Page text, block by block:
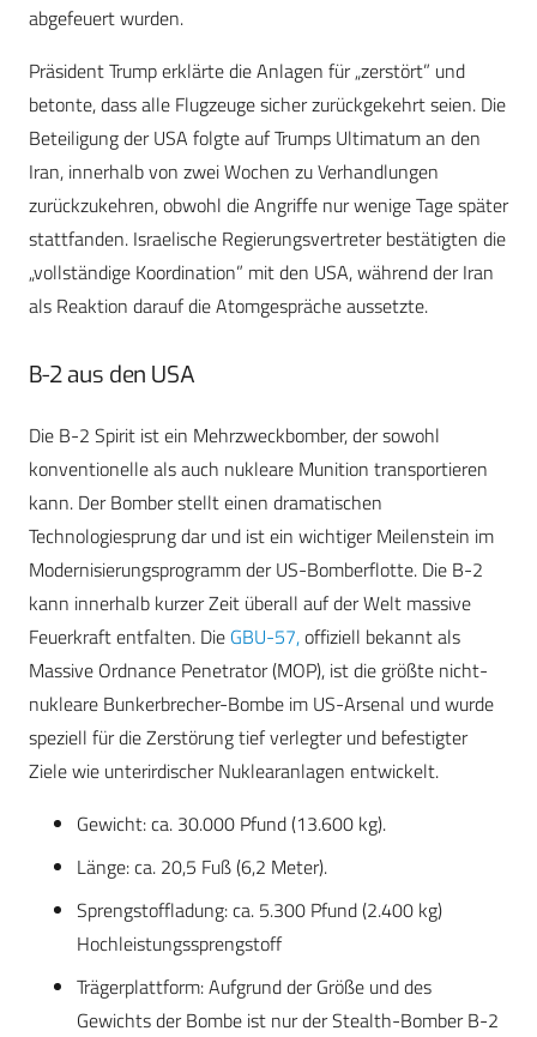
abgefeuert wurden.
Präsident Trump erklärte die Anlagen für „zerstört” und
betonte, dass alle Flugzeuge sicher zurückgekehrt seien. Die
Beteiligung der USA folgte auf Trumps Ultimatum an den
Iran, innerhalb von zwei Wochen zu Verhandlungen
zurückzukehren, obwohl die Angriffe nur wenige Tage später
stattfanden. Israelische Regierungsvertreter bestätigten die
„vollständige Koordination” mit den USA, während der Iran
als Reaktion darauf die Atomgespräche aussetzte.
B-2 aus den USA
Die B-2 Spirit ist ein Mehrzweckbomber, der sowohl
konventionelle als auch nukleare Munition transportieren
kann. Der Bomber stellt einen dramatischen
Technologiesprung dar und ist ein wichtiger Meilenstein im
Modernisierungsprogramm der US-Bomberflotte. Die B-2
kann innerhalb kurzer Zeit überall auf der Welt massive
Feuerkraft entfalten. Die GBU-57,offiziell bekannt als
Massive Ordnance Penetrator (MOP), ist die größte nicht-
nukleare Bunkerbrecher-Bombe im US-Arsenal und wurde
speziell für die Zerstörung tief verlegter und befestigter
Ziele wie unterirdischer Nuklearanlagen entwickelt.
Gewicht: ca. 30.000 Pfund (13.600 kg).
Länge: ca. 20,5 Fuß (6,2 Meter).
Sprengstoffladung: ca. 5.300 Pfund (2.400 kg)
Hochleistungssprengstoff
Trägerplattform: Aufgrund der Größe und des
Gewichts der Bombe ist nur der Stealth-Bomber B-2